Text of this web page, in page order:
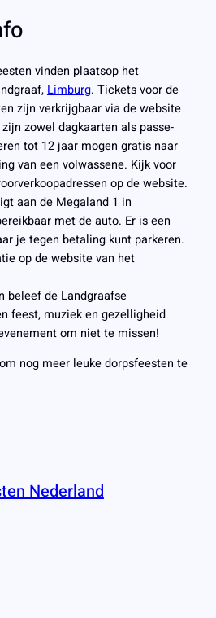
vinden plaatsop het
Limburg. Tickets voor de
zijn verkrijgbaar via de website
zowel dagkaarten als passe-
tot 12 jaar mogen gratis naar
van een volwassene. Kijk voor
op de website.
aan de Megaland 1 in
met de auto. Er is een
je tegen betaling kunt parkeren.
op de website van het
beleef de Landgraafse
feest, muziek en gezelligheid
om niet te missen!
nog meer leuke dorpsfeesten te
Nederland